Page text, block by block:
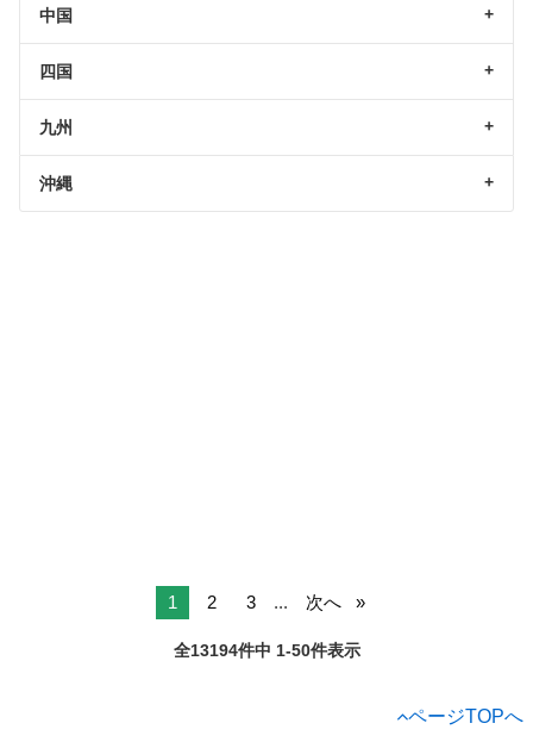
中国
四国
九州
沖縄
1 2 3 ... 次へ
全13194件中 1-50件表示
ページTOPへ